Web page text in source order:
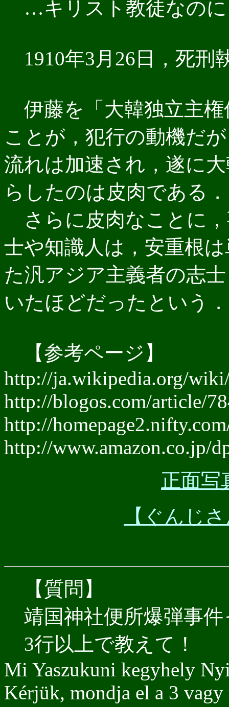
…キリスト教徒なのに
1910年3月26日，死刑
伊藤を「大韓独立主権
ことが，犯行の動機だ
流れは加速され，遂に
らしたのは皮肉である．
さらに皮肉なことに
士や知識人は，安重根
た汎アジア主義者の志
いたほどだったという．
【参考ページ】
http://ja.wikipedia.org/
http://blogos.com/article/
http://
http://www.amazon.co.jp/
正面写
【ぐんじ
【質問】
靖国神社便所爆弾事件
3行以上で教えて！
Mi Yaszukuni kegyhely
Kérjük, mondja el a 3 vagy